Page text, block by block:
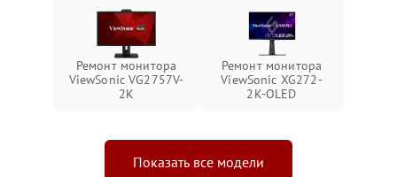
Ремонт монитора
ViewSonic VG2757V-
2K
Ремонт монитора
ViewSonic XG272-
2K-OLED
Показать все модели